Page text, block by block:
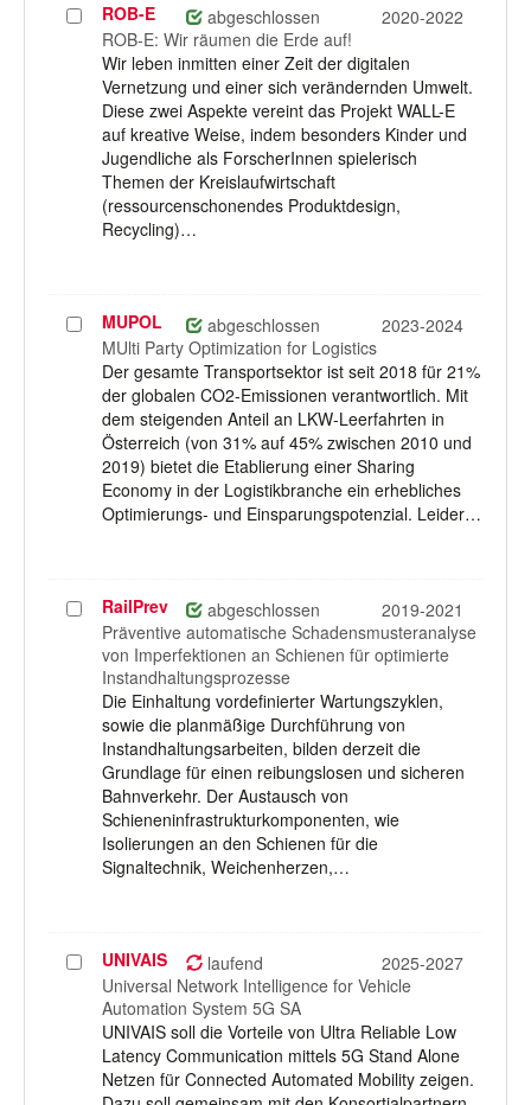
Projekt
auswählen
ROB-E abgeschlossen
2020-2022
ROB-E: Wir räumen die Erde auf!
Wir leben inmitten einer Zeit der digitalen
Vernetzung und einer sich verändernden Umwelt.
Diese zwei Aspekte vereint das Projekt WALL-E
auf kreative Weise, indem besonders Kinder und
Jugendliche als ForscherInnen spielerisch
Themen der Kreislaufwirtschaft
(ressourcenschonendes Produktdesign,
Recycling)…
Projekt
auswählen
MUPOL abgeschlossen
2023-2024
MUlti Party Optimization for Logistics
Der gesamte Transportsektor ist seit 2018 für 21%
der globalen CO2-Emissionen verantwortlich. Mit
dem steigenden Anteil an LKW-Leerfahrten in
Österreich (von 31% auf 45% zwischen 2010 und
2019) bietet die Etablierung einer Sharing
Economy in der Logistikbranche ein erhebliches
Optimierungs- und Einsparungspotenzial. Leider…
Projekt
auswählen
RailPrev abgeschlossen
2019-2021
Präventive automatische Schadensmusteranalyse
von Imperfektionen an Schienen für optimierte
Instandhaltungsprozesse
Die Einhaltung vordefinierter Wartungszyklen,
sowie die planmäßige Durchführung von
Instandhaltungsarbeiten, bilden derzeit die
Grundlage für einen reibungslosen und sicheren
Bahnverkehr. Der Austausch von
Schieneninfrastrukturkomponenten, wie
Isolierungen an den Schienen für die
Signaltechnik, Weichenherzen,…
Projekt
auswählen
UNIVAIS laufend
2025-2027
Universal Network Intelligence for Vehicle
Automation System 5G SA
UNIVAIS soll die Vorteile von Ultra Reliable Low
Latency Communication mittels 5G Stand Alone
Netzen für Connected Automated Mobility zeigen.